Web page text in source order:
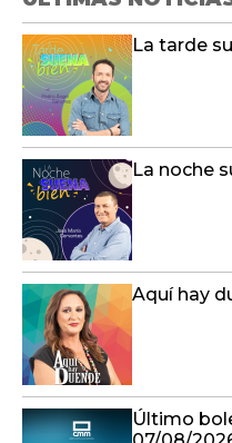
La tarde
La noche
Aquí hay
Último